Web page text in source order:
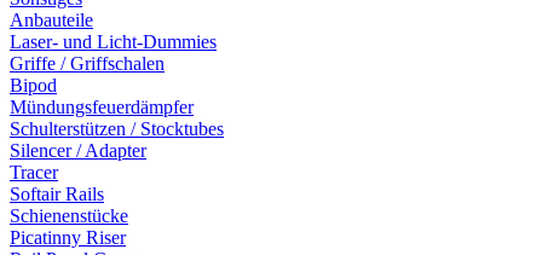
Anbauteile
Laser- und Licht-Dummies
Griffe / Griffschalen
Bipod
Mündungsfeuerdämpfer
Schulterstützen / Stocktubes
Silencer / Adapter
Tracer
Softair Rails
Schienenstücke
Picatinny Riser